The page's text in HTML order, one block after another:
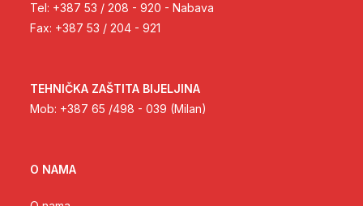
Tel: +387 53 / 208 - 920 - Nabava
Fax: +387 53 / 204 - 921
TEHNIČKA ZAŠTITA BIJELJINA
Mob: +387 65 /498 - 039 (Milan)
O NAMA